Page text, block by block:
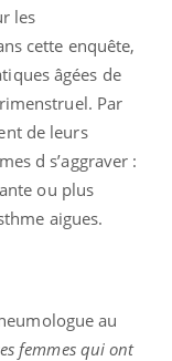
les
cette enquête,
âgées de
Par
de leurs
d s’aggraver :
ou plus
aigues.
au
femmes qui ont